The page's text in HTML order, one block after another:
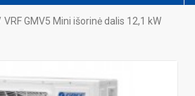
VRF GMV5 Mini išorinė dalis 12,1 kW